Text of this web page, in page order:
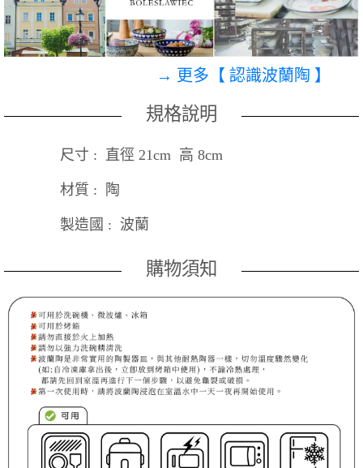
→ 更多【 認識波蘭陶 】
規格說明
尺寸 : 直徑 21cm 高 8cm
材質 : 陶
製造國 : 波蘭
購物須知